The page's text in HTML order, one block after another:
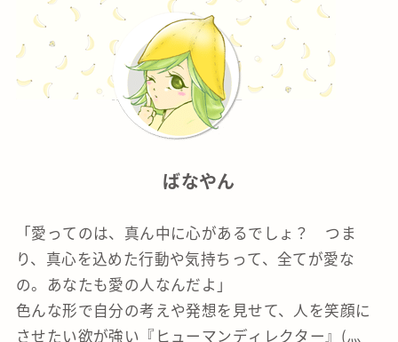
ばなやん
「愛ってのは、真ん中に心があるでしょ？ つま
り、真心を込めた行動や気持ちって、全てが愛な
の。あなたも愛の人なんだよ」
色んな形で自分の考えや発想を見せて、人を笑顔に
させたい欲が強い『ヒューマンディレクター』(灬